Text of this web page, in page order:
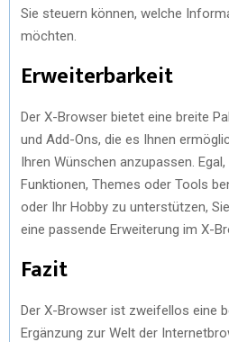
Sie steuern können, welche
möchten.
Erweiterbarkeit
Der X-Browser bietet eine breite
und Add-Ons, die es Ihnen
Ihren Wünschen anzupassen.
Funktionen, Themes oder Tools
oder Ihr Hobby zu unterstützen,
eine passende Erweiterung im X-
Fazit
Der X-Browser ist zweifellos eine
Ergänzung zur Welt der